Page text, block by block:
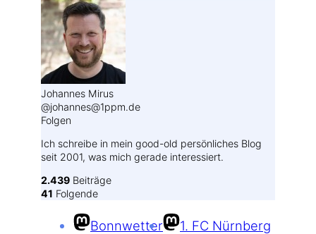
Johannes Mirus
@johannes@1ppm.de
Folgen
Ich schreibe in mein good-old persönliches Blog
seit 2001, was mich gerade interessiert.
2.439 Beiträge
41 Folgende
Bonnwetter 1. FC Nürnberg